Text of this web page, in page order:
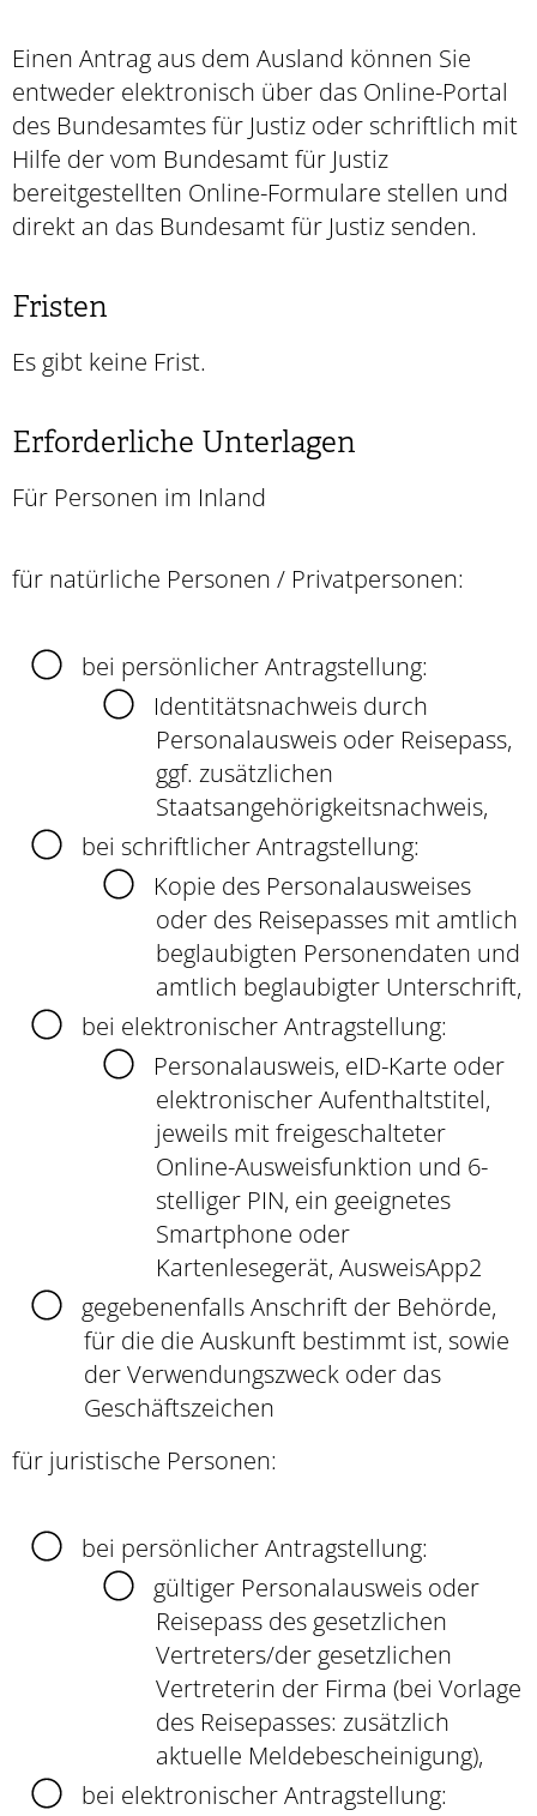
Einen Antrag aus dem Ausland können Sie
entweder elektronisch über das Online-Portal
des Bundesamtes für Justiz oder schriftlich mit
Hilfe der vom Bundesamt für Justiz
bereitgestellten Online-Formulare stellen und
direkt an das Bundesamt für Justiz senden.
Fristen
Es gibt keine Frist.
Erforderliche Unterlagen
Für Personen im Inland
für natürliche Personen / Privatpersonen:
bei persönlicher Antragstellung:
Identitätsnachweis durch
Personalausweis oder Reisepass,
ggf. zusätzlichen
Staatsangehörigkeitsnachweis,
bei schriftlicher Antragstellung:
Kopie des Personalausweises
oder des Reisepasses mit amtlich
beglaubigten Personendaten und
amtlich beglaubigter Unterschrift,
bei elektronischer Antragstellung:
Personalausweis, eID-Karte oder
elektronischer Aufenthaltstitel,
jeweils mit freigeschalteter
Online-Ausweisfunktion und 6-
stelliger PIN, ein geeignetes
Smartphone oder
Kartenlesegerät, AusweisApp2
gegebenenfalls Anschrift der Behörde,
für die die Auskunft bestimmt ist, sowie
der Verwendungszweck oder das
Geschäftszeichen
für juristische Personen:
bei persönlicher Antragstellung:
gültiger Personalausweis oder
Reisepass des gesetzlichen
Vertreters/der gesetzlichen
Vertreterin der Firma (bei Vorlage
des Reisepasses: zusätzlich
aktuelle Meldebescheinigung),
bei elektronischer Antragstellung: